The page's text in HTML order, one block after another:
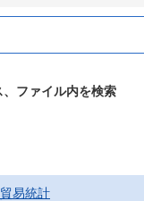
、ファイル内を検索
易統計